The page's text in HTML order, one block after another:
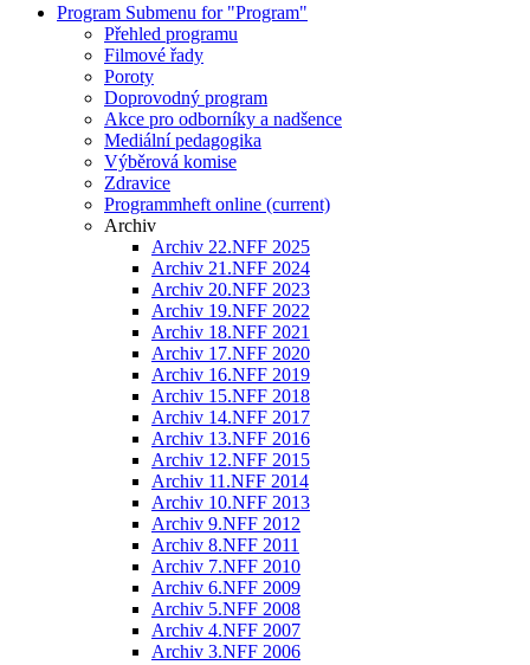
Program Submenu for "Program"
Přehled programu
Filmové řady
Poroty
Doprovodný program
Akce pro odborníky a nadšence
Mediální pedagogika
Výběrová komise
Zdravice
Programmheft online (current)
Archiv
Archiv 22.NFF 2025
Archiv 21.NFF 2024
Archiv 20.NFF 2023
Archiv 19.NFF 2022
Archiv 18.NFF 2021
Archiv 17.NFF 2020
Archiv 16.NFF 2019
Archiv 15.NFF 2018
Archiv 14.NFF 2017
Archiv 13.NFF 2016
Archiv 12.NFF 2015
Archiv 11.NFF 2014
Archiv 10.NFF 2013
Archiv 9.NFF 2012
Archiv 8.NFF 2011
Archiv 7.NFF 2010
Archiv 6.NFF 2009
Archiv 5.NFF 2008
Archiv 4.NFF 2007
Archiv 3.NFF 2006